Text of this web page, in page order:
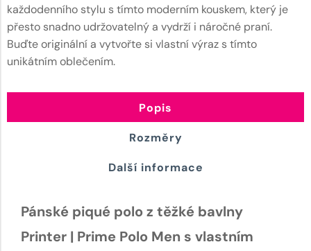
každodenního stylu s tímto moderním kouskem, který je
přesto snadno udržovatelný a vydrží i náročné praní.
Buďte originální a vytvořte si vlastní výraz s tímto
unikátním oblečením.
Popis
Rozměry
Další informace
Pánské piqué polo z těžké bavlny
Printer | Prime Polo Men s vlastním